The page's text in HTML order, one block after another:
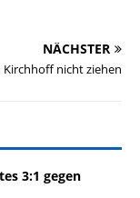
NÄCHSTER
Kirchhoff nicht ziehen
3:1 gegen